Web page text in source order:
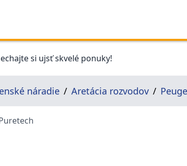
si ujsť skvelé ponuky!
náradie Aretácia rozvodov